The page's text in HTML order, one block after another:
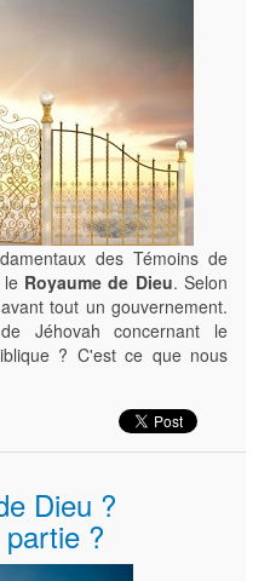
des Témoins de
le Royaume de Dieu. Selon
tout un gouvernement.
Jéhovah concernant le
? C'est ce que nous
Dieu ?
?